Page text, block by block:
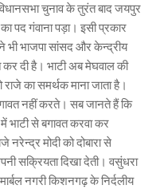
चुनाव के तुरंत बाद जयपुर
पद गंवाना पड़ा। इसी प्रकार
भी भाजपा सांसद और केन्द्रीय
दी है। भाटी अब मेघवाल की
राजे का समर्थक माना जाता है।
नहीं करते। सब जानते हैं कि
भाटी से बगावत करवा कर
मोदी को दोबारा से
सक्रियता दिखा देती। वसुंधरा
नगरी किशनगढ़ के निर्दलीय